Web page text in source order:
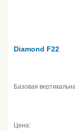
Diamond F22
Базовая
Цена: